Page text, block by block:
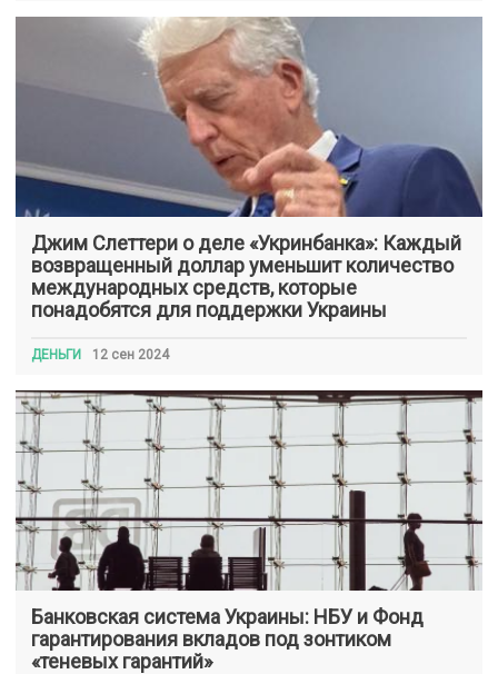
Джим Слеттери о деле «Укринбанка»: Каждый
возвращенный доллар уменьшит количество
международных средств, которые
понадобятся для поддержки Украины
ДЕНЬГИ 12 сен 2024
Банковская система Украины: НБУ и Фонд
гарантирования вкладов под зонтиком
«теневых гарантий»